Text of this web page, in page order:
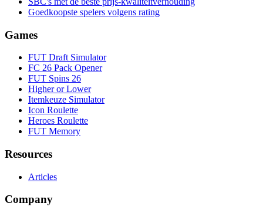
Goedkoopste spelers volgens rating
Games
FUT Draft Simulator
FC 26 Pack Opener
FUT Spins 26
Higher or Lower
Itemkeuze Simulator
Icon Roulette
Heroes Roulette
FUT Memory
Resources
Articles
Company